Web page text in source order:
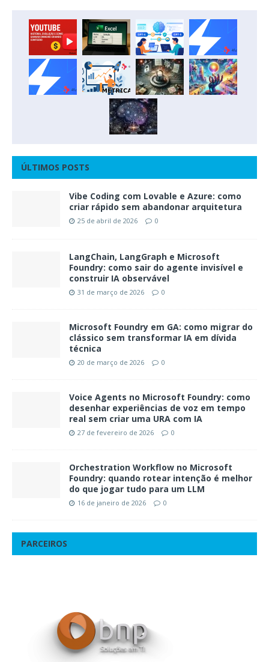
ÚLTIMOS POSTS
Vibe Coding com Lovable e Azure: como
criar rápido sem abandonar arquitetura
25 de abril de 2026 0
LangChain, LangGraph e Microsoft
Foundry: como sair do agente invisível e
construir IA observável
31 de março de 2026 0
Microsoft Foundry em GA: como migrar do
clássico sem transformar IA em dívida
técnica
20 de março de 2026 0
Voice Agents no Microsoft Foundry: como
desenhar experiências de voz em tempo
real sem criar uma URA com IA
27 de fevereiro de 2026 0
Orchestration Workflow no Microsoft
Foundry: quando rotear intenção é melhor
do que jogar tudo para um LLM
16 de janeiro de 2026 0
PARCEIROS